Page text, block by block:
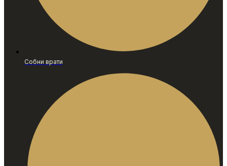
Собни врати